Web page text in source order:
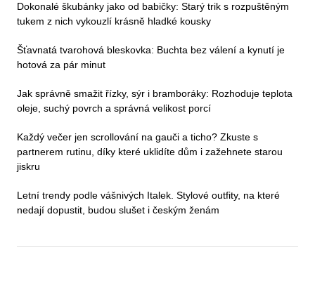
Dokonalé škubánky jako od babičky: Starý trik s rozpuštěným
tukem z nich vykouzlí krásně hladké kousky
Šťavnatá tvarohová bleskovka: Buchta bez válení a kynutí je
hotová za pár minut
Jak správně smažit řízky, sýr i bramboráky: Rozhoduje teplota
oleje, suchý povrch a správná velikost porcí
Každý večer jen scrollování na gauči a ticho? Zkuste s
partnerem rutinu, díky které uklidíte dům i zažehnete starou
jiskru
Letní trendy podle vášnivých Italek. Stylové outfity, na které
nedají dopustit, budou slušet i českým ženám